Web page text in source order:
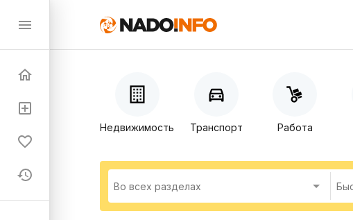
Недвижимость Транспорт Работа